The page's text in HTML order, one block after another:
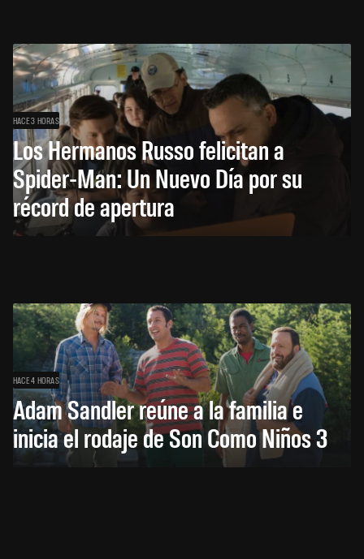
HACE 3 HORAS
Los Hermanos Russo felicitan a
Spider-Man: Un Nuevo Día por su
récord de apertura
HACE 4 HORAS
Adam Sandler reúne a la familia e
inicia el rodaje de Son Como Niños 3